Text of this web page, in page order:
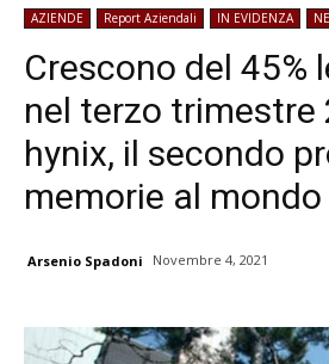
AZIENDE Report Aziendali IN EVIDENZA
Crescono del 45%
nel terzo trimestre
hynix, il secondo
memorie al mondo
Arsenio Spadoni Novembre 4, 2021